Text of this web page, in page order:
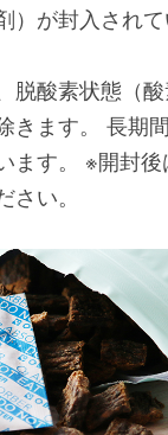
が封入されて
酸素状態（酸
ます。 長期
ます。 ※開封
い。